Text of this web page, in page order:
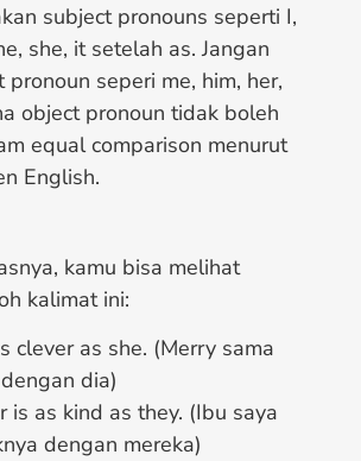
subject pronouns seperti I,
she, it setelah as. Jangan
pronoun seperi me, him, her,
object pronoun tidak boleh
equal comparison menurut
English.
kamu bisa melihat
kalimat ini:
clever as she. (Merry sama
dia)
is as kind as they. (Ibu saya
dengan mereka)